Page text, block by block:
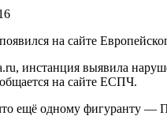
на сайте
инстанция выявила
на сайте ЕСПЧ.
ещё одному фигуранту —